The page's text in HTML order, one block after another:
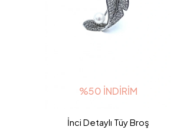
%50 İNDIRIM
İnci Detaylı Tüy Broş